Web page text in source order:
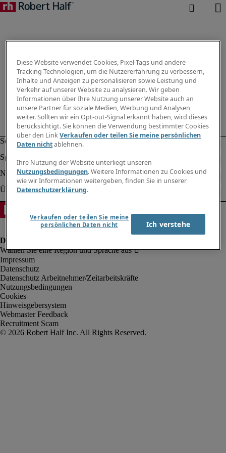
Impressum
Datenschutz
Datenschutz Arbeitnehmer/Zeitarbeitskräfte
Nutzungsbedingungen
Cookies
Hinweisgebersystem
Webmaster Feedback
Recruitment Scam
Diese Website verwendet Cookies, Pixel-Tags und andere
Tracking-Technologien, um die Nutzererfahrung zu verbessern,
Inhalte und Anzeigen zu personalisieren sowie Leistung und
Verkehr auf unserer Website zu analysieren. Wir geben
Informationen über Ihre Nutzung unserer Website auch an
unsere Partner für soziale Medien, Werbung und Analysen
weiter. Sollten wir ein Opt-out-Signal erkannt haben, wird dieses
berücksichtigt. Sie können die Verwendung bestimmter Cookies
über den LinkVerkaufen oder teilen Sie meine persönlichen
Daten nichtablehnen.
Ihre Nutzung der Website unterliegt unseren
Nutzungsbedingungen. Weitere Informationen zu Cookies und
wie wir Informationen weitergeben, finden Sie in unserer
Datenschutzerklärung.
Verkaufen oder teilen Sie meine
persönlichen Daten nicht
Ich verstehe